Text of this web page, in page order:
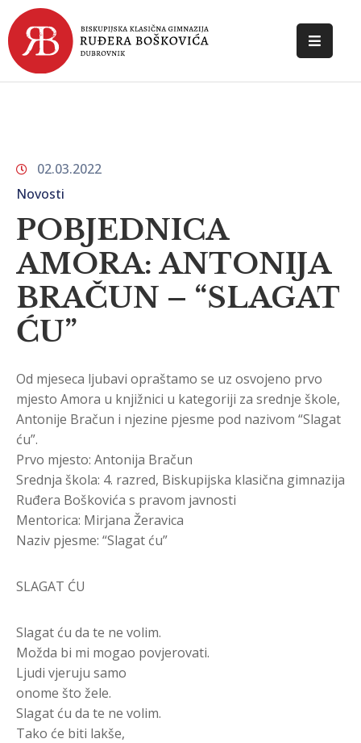
POČETNA
DOKUMENTI
KONTAKT
02.03.2022
Novosti
POBJEDNICA
AMORA: ANTONIJA
BRAČUN – “SLAGAT
ĆU”
Od mjeseca ljubavi opraštamo se uz osvojeno prvo
mjesto Amora u knjižnici u kategoriji za srednje škole,
Antonije Bračun i njezine pjesme pod nazivom “Slagat
ću”.
Prvo mjesto: Antonija Bračun
Srednja škola: 4. razred, Biskupijska klasična gimnazija
Ruđera Boškovića s pravom javnosti
Mentorica: Mirjana Žeravica
Naziv pjesme: “Slagat ću”
SLAGAT ĆU
Slagat ću da te ne volim.
Možda bi mi mogao povjerovati.
Ljudi vjeruju samo
onome što žele.
Slagat ću da te ne volim.
Tako će biti lakše,